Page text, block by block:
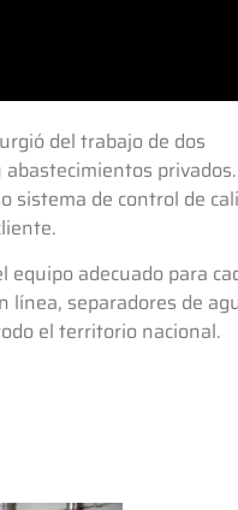
del trabajo de dos
sistema de control de
equipo adecuado para
separadores de
el territorio nacional.